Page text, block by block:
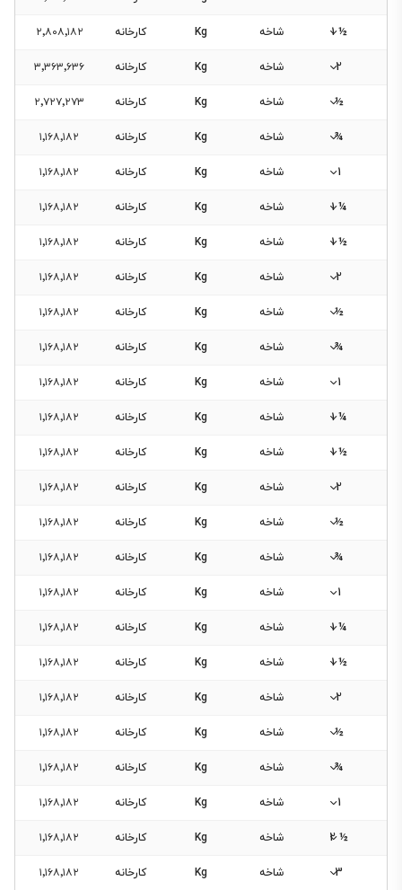
½ 1 شاخه Kg کارخانه ۲٬۸۰۸٬۱۸۲
2 شاخه Kg کارخانه ۳٬۳۶۳٬۶۳۶
½ شاخه Kg کارخانه ۲٬۷۲۷٬۲۷۳
¾ شاخه Kg کارخانه ۱٬۱۶۸٬۱۸۲
1 شاخه Kg کارخانه ۱٬۱۶۸٬۱۸۲
¼ 1 شاخه Kg کارخانه ۱٬۱۶۸٬۱۸۲
½ 1 شاخه Kg کارخانه ۱٬۱۶۸٬۱۸۲
2 شاخه Kg کارخانه ۱٬۱۶۸٬۱۸۲
½ شاخه Kg کارخانه ۱٬۱۶۸٬۱۸۲
¾ شاخه Kg کارخانه ۱٬۱۶۸٬۱۸۲
1 شاخه Kg کارخانه ۱٬۱۶۸٬۱۸۲
¼ 1 شاخه Kg کارخانه ۱٬۱۶۸٬۱۸۲
½ 1 شاخه Kg کارخانه ۱٬۱۶۸٬۱۸۲
2 شاخه Kg کارخانه ۱٬۱۶۸٬۱۸۲
½ شاخه Kg کارخانه ۱٬۱۶۸٬۱۸۲
¾ شاخه Kg کارخانه ۱٬۱۶۸٬۱۸۲
1 شاخه Kg کارخانه ۱٬۱۶۸٬۱۸۲
¼ 1 شاخه Kg کارخانه ۱٬۱۶۸٬۱۸۲
½ 1 شاخه Kg کارخانه ۱٬۱۶۸٬۱۸۲
2 شاخه Kg کارخانه ۱٬۱۶۸٬۱۸۲
½ شاخه Kg کارخانه ۱٬۱۶۸٬۱۸۲
¾ شاخه Kg کارخانه ۱٬۱۶۸٬۱۸۲
1 شاخه Kg کارخانه ۱٬۱۶۸٬۱۸۲
½ 2 شاخه Kg کارخانه ۱٬۱۶۸٬۱۸۲
3 شاخه Kg کارخانه ۱٬۱۶۸٬۱۸۲